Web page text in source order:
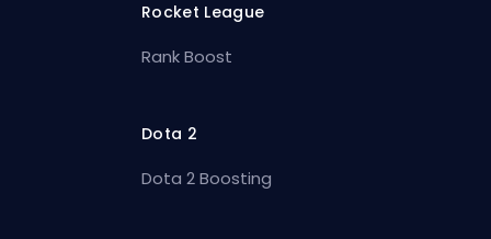
Rocket League
Rank Boost
Dota 2
Dota 2 Boosting